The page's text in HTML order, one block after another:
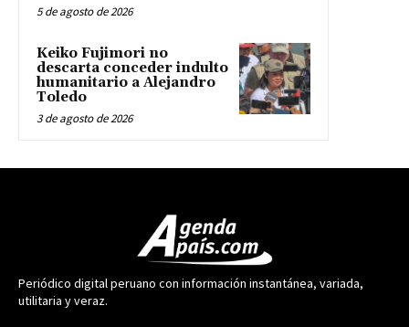
5 de agosto de 2026
Keiko Fujimori no
descarta conceder indulto
humanitario a Alejandro
Toledo
3 de agosto de 2026
Periódico digital peruano con información instantánea, variada,
utilitaria y veraz.